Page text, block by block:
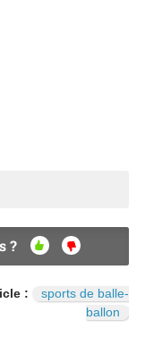
?
OU
NO
N
:
sports de balle-
ballon